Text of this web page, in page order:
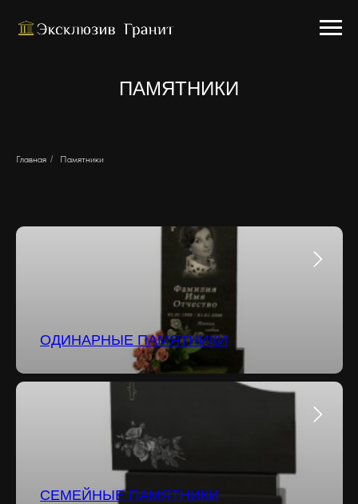
ПАМЯТНИКИ
Главная / Памятники
ОДИНАРНЫЕ ПАМЯТНИКИ
СЕМЕЙНЫЕ ПАМЯТНИКИ